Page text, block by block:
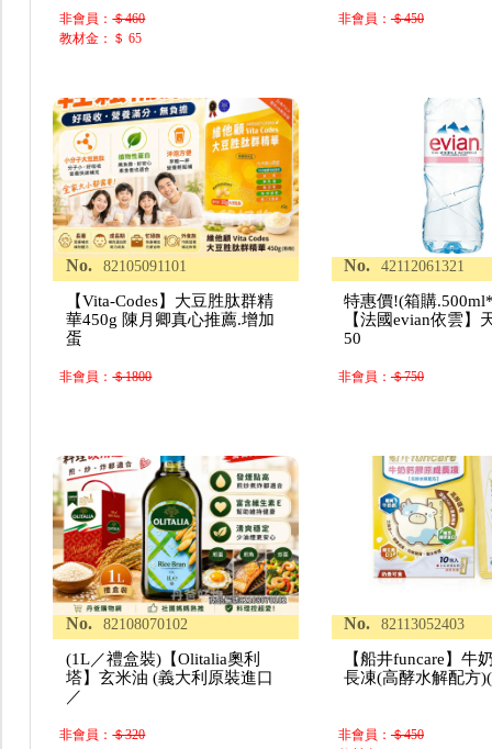
非會員：＄460
教材金：＄ 65
非會員： ＄450
No. 82105091101
【Vita-Codes】大豆胜肽群精
華450g 陳月卿真心推薦.增加
蛋
非會員：＄1800
No. 42112061321
特惠價!(箱購
【法國evian依雲】
50
非會員： ＄750
No. 82108070102
(1L／禮盒裝)【Olitalia奧利
塔】玄米油 (義大利原裝進口
／
非會員：＄320
No. 82113052403
【船井funcare】牛
長凍(高酵水解配方
非會員： ＄450